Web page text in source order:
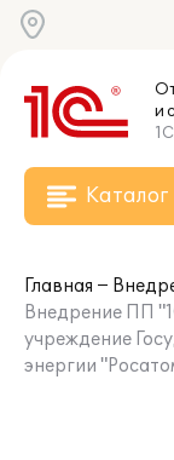
и
Каталог
Главная
Внедрение ПП
учреждение
энергии